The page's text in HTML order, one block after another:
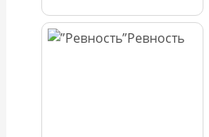
Ревность